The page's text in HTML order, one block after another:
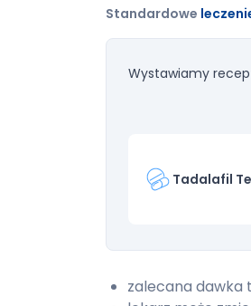
Standardowe
Wystawiamy
Tadalafil
zalecana dawka